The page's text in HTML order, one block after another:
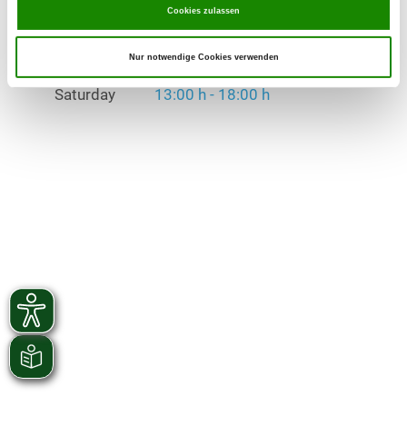
Cookies zulassen
Nur notwendige Cookies verwenden
Exercise times in summer:
Saturday 13:00 h - 18:00 h
Exercise times in winter:
Saturday 13:00 h - 18:00 h